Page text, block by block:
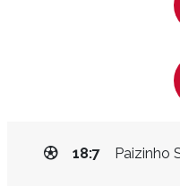
Paizinho
18:7